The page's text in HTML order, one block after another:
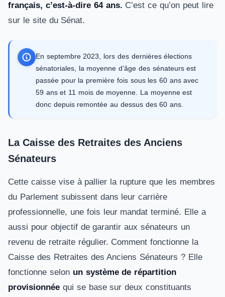
français, c’est-à-dire 64 ans. C’est ce qu’on peut lire
sur le site du Sénat.
En septembre 2023, lors des dernières élections
sénatoriales, la moyenne d’âge des sénateurs est
passée pour la première fois sous les 60 ans avec
59 ans et 11 mois de moyenne. La moyenne est
donc depuis remontée au dessus des 60 ans.
La Caisse des Retraites des Anciens
Sénateurs
Cette caisse vise à pallier la rupture que les membres
du Parlement subissent dans leur carrière
professionnelle, une fois leur mandat terminé. Elle a
aussi pour objectif de garantir aux sénateurs un
revenu de retraite régulier. Comment fonctionne la
Caisse des Retraites des Anciens Sénateurs ? Elle
fonctionne selon un système de répartition
provisionnée qui se base sur deux constituants